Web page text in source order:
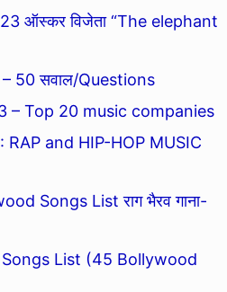
ऑस्कर विजेता “The elephant
50 सवाल/Questions
– Top 20 music companies
RAP and HIP-HOP MUSIC
Songs List राग भैरव गाना-
List (45 Bollywood